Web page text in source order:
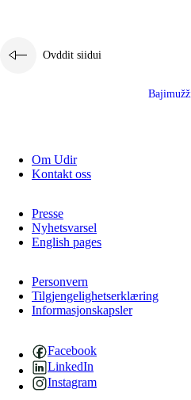
Ovddit siidui
Om Udir
Kontakt oss
Presse
Nyhetsvarsel
English pages
Personvern
Tilgjengelighetserklæring
Informasjonskapsler
Facebook
LinkedIn
Instagram